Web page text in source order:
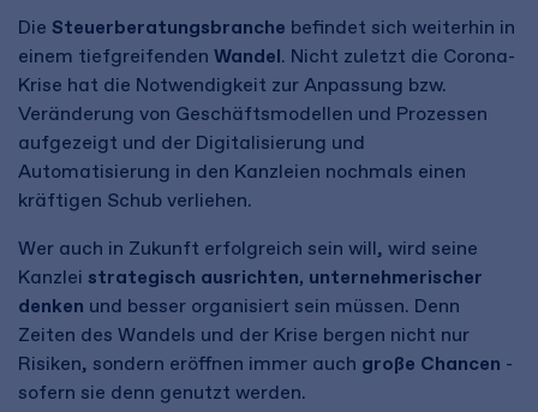
Die Steuerberatungsbranche befindet sich weiterhin in
einem tiefgreifenden Wandel. Nicht zuletzt die Corona-
Krise hat die Notwendigkeit zur Anpassung bzw.
Veränderung von Geschäftsmodellen und Prozessen
aufgezeigt und der Digitalisierung und
Automatisierung in den Kanzleien nochmals einen
kräftigen Schub verliehen.
Wer auch in Zukunft erfolgreich sein will, wird seine
Kanzlei strategisch ausrichten, unternehmerischer
denken und besser organisiert sein müssen. Denn
Zeiten des Wandels und der Krise bergen nicht nur
Risiken, sondern eröffnen immer auch große Chancen -
sofern sie denn genutzt werden.